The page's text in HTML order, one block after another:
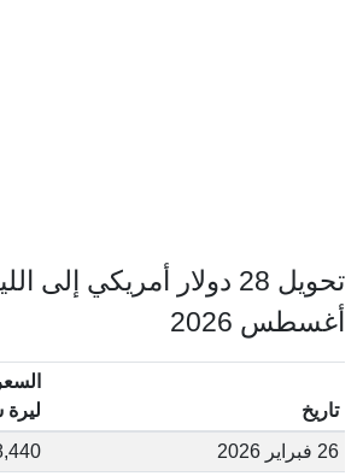
تحويل 28 دولار أمريكي إلى
أغسطس 2026
تاريخ
السعر
26 فبراير 2026